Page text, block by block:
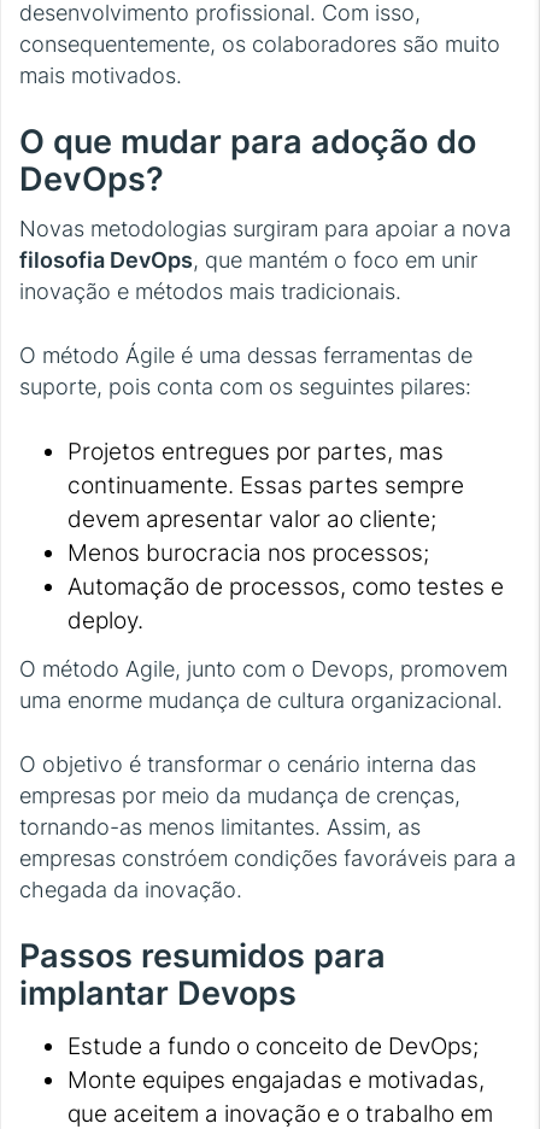
desenvolvimento profissional. Com isso,
consequentemente, os colaboradores são muito
mais motivados.
O que mudar para adoção do
DevOps?
Novas metodologias surgiram para apoiar a nova
filosofia DevOps, que mantém o foco em unir
inovação e métodos mais tradicionais.
O método Ágile é uma dessas ferramentas de
suporte, pois conta com os seguintes pilares:
Projetos entregues por partes, mas
continuamente. Essas partes sempre
devem apresentar valor ao cliente;
Menos burocracia nos processos;
Automação de processos, como testes e
deploy.
O método Agile, junto com o Devops, promovem
uma enorme mudança de cultura organizacional.
O objetivo é transformar o cenário interna das
empresas por meio da mudança de crenças,
tornando-as menos limitantes. Assim, as
empresas constróem condições favoráveis para a
chegada da inovação.
Passos resumidos para
implantar Devops
Estude a fundo o conceito de DevOps;
Monte equipes engajadas e motivadas,
que aceitem a inovação e o trabalho em